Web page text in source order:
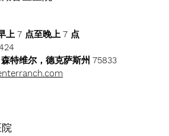
上 7 点至晚上 7 点
森特维尔，德克萨斯州 75833